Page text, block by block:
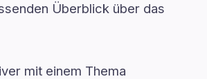
Überblick über das
mit einem Thema